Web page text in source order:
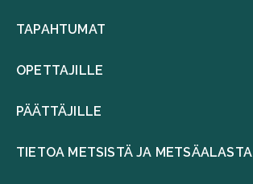
TAPAHTUMAT
OPETTAJILLE
PÄÄTTÄJILLE
TIETOA METSISTÄ JA METSÄALASTA